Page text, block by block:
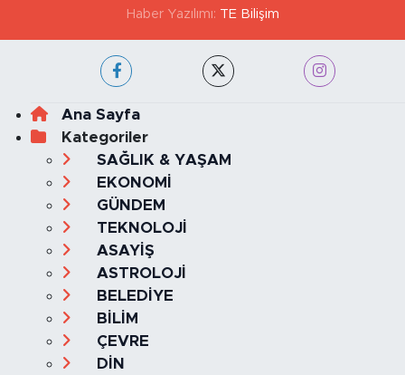
Haber Yazılımı: TE Bilişim
Ana Sayfa
Kategoriler
SAĞLIK & YAŞAM
EKONOMİ
GÜNDEM
TEKNOLOJİ
ASAYİŞ
ASTROLOJİ
BELEDİYE
BİLİM
ÇEVRE
DİN